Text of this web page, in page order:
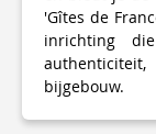
'Gîtes de
inrichting
bijgebouw.